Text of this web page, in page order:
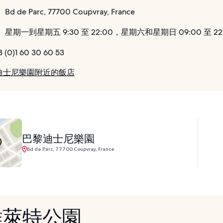
Bd de Parc, 77700 Coupvray, France
星期一到星期五 9:30 至 22:00，星期六和星期日 09:00 至
(0)1 60 30 60 53
士尼樂園附近的飯店
巴黎迪士尼樂園
Bd de Parc, 77700 Coupvray, France